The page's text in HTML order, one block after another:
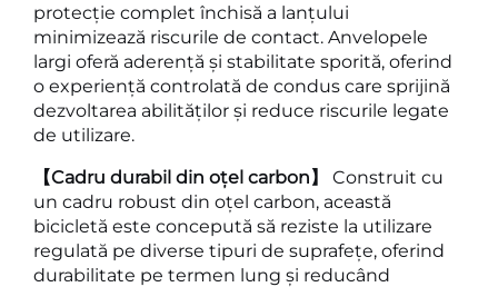
protecție complet închisă a lanțului
minimizează riscurile de contact. Anvelopele
largi oferă aderență și stabilitate sporită, oferind
o experiență controlată de condus care sprijină
dezvoltarea abilităților și reduce riscurile legate
de utilizare.
【Cadru durabil din oțel carbon】 Construit cu
un cadru robust din oțel carbon, această
bicicletă este concepută să reziste la utilizare
regulată pe diverse tipuri de suprafețe, oferind
durabilitate pe termen lung și reducând